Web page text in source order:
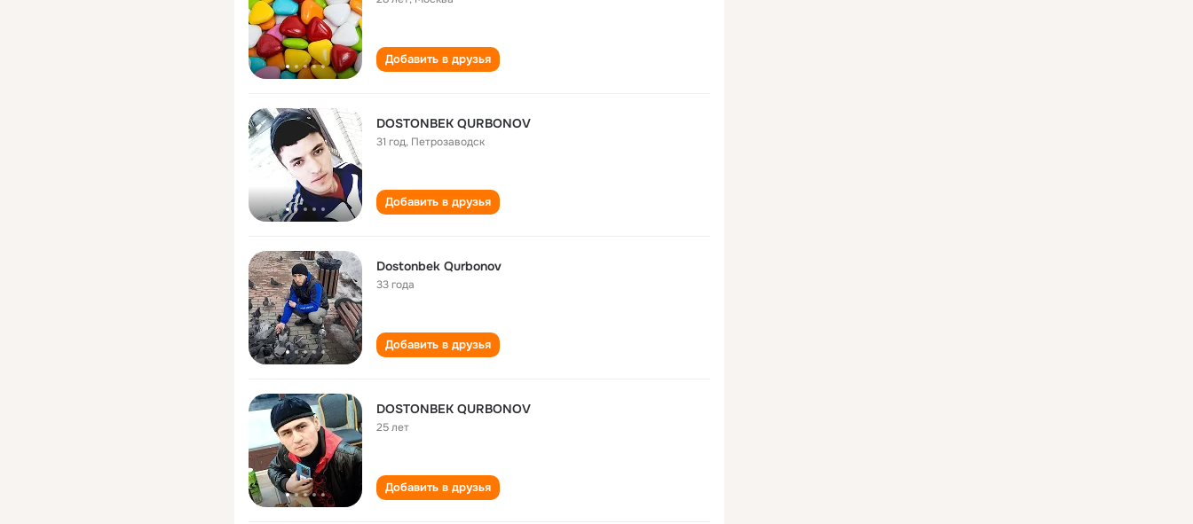
Добавить в друзья
DOSTONBEK QURBONOV
31 год, Петрозаводск
Добавить в друзья
Dostonbek Qurbonov
33 года
Добавить в друзья
DOSTONBEK QURBONOV
25 лет
Добавить в друзья